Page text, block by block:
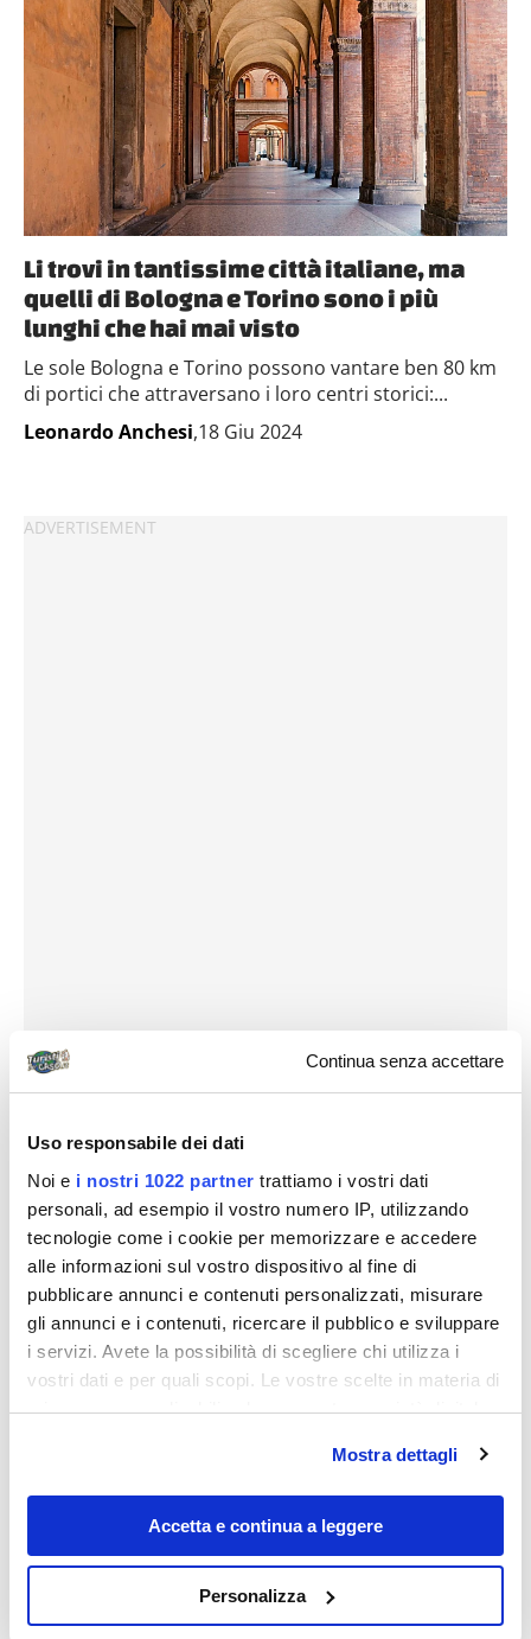
Continua senza accettare
Uso responsabile dei dati
Noi e i nostri 1022 partner trattiamo i vostri dati
personali, ad esempio il vostro numero IP, utilizzando
tecnologie come i cookie per memorizzare e accedere
alle informazioni sul vostro dispositivo al fine di
pubblicare annunci e contenuti personalizzati, misurare
gli annunci e i contenuti, ricercare il pubblico e sviluppare
i servizi. Avete la possibilità di scegliere chi utilizza i
vostri dati e per quali scopi. Le vostre scelte in materia di
privacy sono applicabili solo su questa proprietà digitale
modificare o revocare il proprio consenso in qualsiasi
momento dalla Dichiarazione sui cookie o facendo clic
sull'icona di attivazione della privacy.
raccogliere informazioni sulla tua posizione
Mostra dettagli
Accetta e continua a leggere
Personalizza
Li trovi in tantissime città italiane, ma
quelli di Bologna e Torino sono i più
lunghi che hai mai visto
Le sole Bologna e Torino possono vantare ben 80 km
di portici che attraversano i loro centri storici:...
Leonardo Anchesi,18 Giu 2024
Destinazioni
Molise? No, Piemonte! Alle porte di